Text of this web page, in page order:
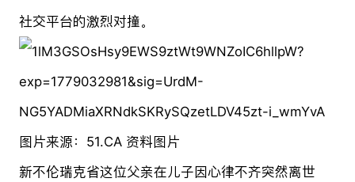
社交平台的激烈对撞。
图片来源：51.CA 资料图片
新不伦瑞克省这位父亲在儿子因心律不齐突然离世